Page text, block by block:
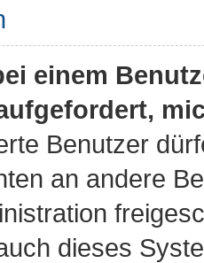
einem
Benutzer
an andere
dieses